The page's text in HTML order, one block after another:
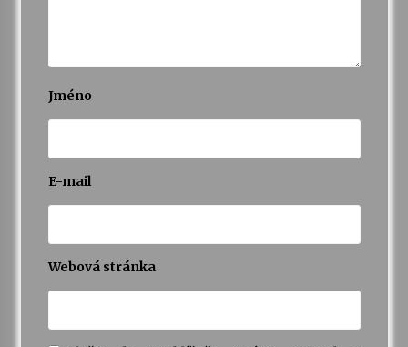
Jméno
E-mail
Webová stránka